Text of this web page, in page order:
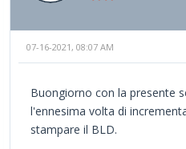
07-16-2021, 08:07 AM
Buongiorno con la presente
l'ennesima volta di
stampare il BLD.